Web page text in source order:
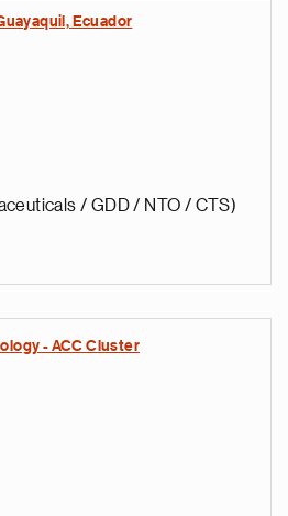
Ecuador
/ GDD / NTO / CTS)
- ACC Cluster